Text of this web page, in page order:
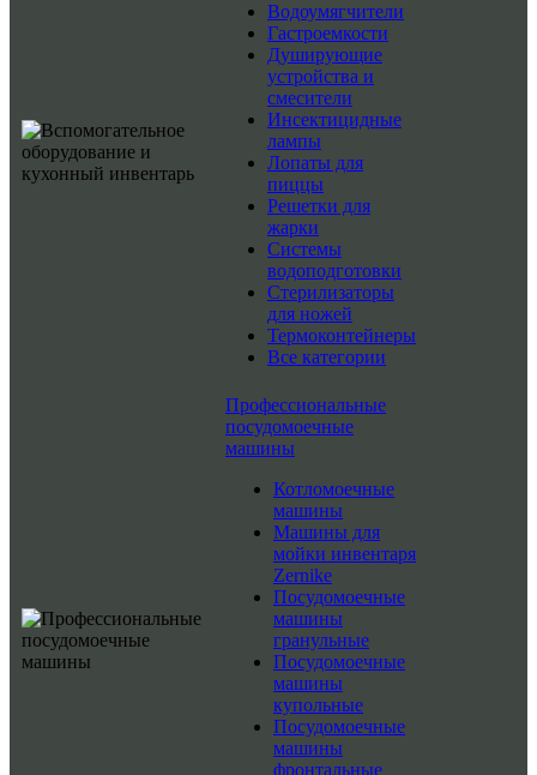
Водоумягчители
Гастроемкости
Душирующие
устройства и
смесители
Инсектицидные
лампы
Лопаты для
пиццы
Решетки для
жарки
Системы
водоподготовки
Стерилизаторы
для ножей
Термоконтейнеры
Все категории
Профессиональные
посудомоечные
машины
Котломоечные
машины
Машины для
мойки инвентаря
Zernike
Посудомоечные
машины
гранульные
Посудомоечные
машины
купольные
Посудомоечные
машины
фронтальные